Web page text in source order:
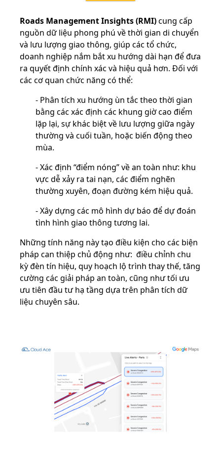
Roads Management Insights (RMI)cung cấp
nguồn dữ liệu phong phú về thời gian di chuyển
và lưu lượng giao thông, giúp các tổ chức,
doanh nghiệp nắm bắt xu hướng dài hạn để đưa
ra quyết định chính xác và hiệu quả hơn.Đối với
các cơ quan chức năng có thể:
- Phân tích xu hướng ùn tắc theo thời gian
bằng các xác định các khung giờ cao điểm
lặp lại, sự khác biệt về lưu lượng giữa ngày
thường và cuối tuần, hoặc biến động theo
mùa.
- Xác định “điểm nóng” về an toàn như: khu
vực dễ xảy ra tai nạn, các điểm nghẽn
thường xuyên, đoạn đường kém hiệu quả.
- Xây dựng các mô hình dự báo để dự đoán
tình hình giao thông tương lai.
Những tính năng này tạo điều kiện cho các biện
pháp can thiệp chủ động như: điều chỉnh chu
kỳ đèn tín hiệu, quy hoạch lộ trình thay thế, tăng
cường các giải pháp an toàn, cũng như tối ưu
ưu tiên đầu tư hạ tầng dựa trên phân tích dữ
liệu chuyên sâu.